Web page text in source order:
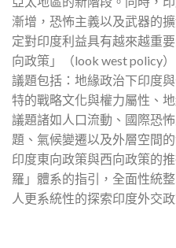
漸增，恐怖主義以及武器的
定對印度利益具有越來越重
向政策」（look west policy
議題包括：地緣政治下印度
特的戰略文化與權力屬性、
議題諸如人口流動、國際恐
題、氣候變遷以及外層空間
印度東向政策與西向政策的
羅」體系的指引，全面性統
人更系統性的探索印度外交